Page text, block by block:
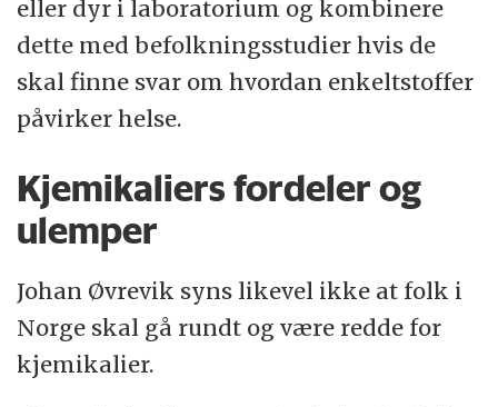
eller dyr i laboratorium og kombinere
dette med befolkningsstudier hvis de
skal finne svar om hvordan enkeltstoffer
påvirker helse.
Kjemikaliers fordeler og
ulemper
Johan Øvrevik syns likevel ikke at folk i
Norge skal gå rundt og være redde for
kjemikalier.